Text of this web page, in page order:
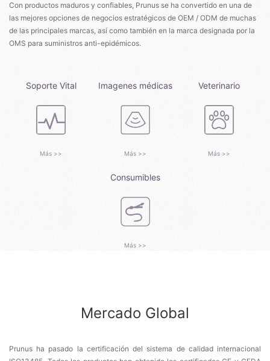
Con productos maduros y confiables, Prunus se ha convertido en una de
las mejores opciones de negocios estratégicos de OEM / ODM de muchas
de las principales marcas, así como también en la marca designada por la
OMS para suministros anti-epidémicos.
Soporte Vital
Más >>
Imagenes médicas
Más >>
Veterinario
Más >>
Consumibles
Más >>
Mercado Global
Prunus ha pasado la certificación del sistema de calidad internacional